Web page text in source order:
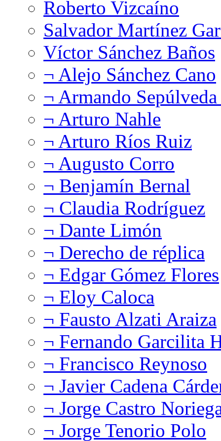
Roberto Vizcaíno
Salvador Martínez
Víctor Sánchez Baños
¬ Alejo Sánchez Cano
¬ Armando
¬ Arturo Nahle
¬ Arturo Ríos Ruiz
¬ Augusto Corro
¬ Benjamín Bernal
¬ Claudia Rodríguez
¬ Dante Limón
¬ Derecho de réplica
¬ Edgar Gómez Flores
¬ Eloy Caloca
¬ Fausto Alzati Araiza
¬ Fernando Garcilita
¬ Francisco Reynoso
¬ Javier Cadena
¬ Jorge Castro
¬ Jorge Tenorio Polo